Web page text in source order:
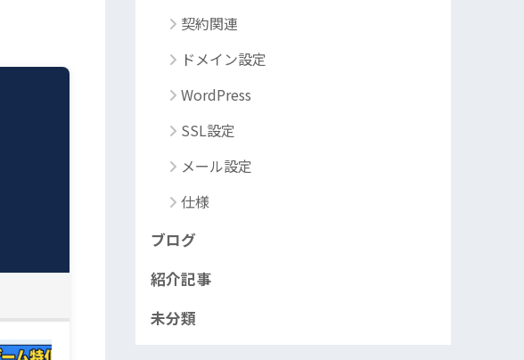
契約関連
ドメイン設定
WordPress
SSL設定
メール設定
仕様
ブログ
紹介記事
未分類